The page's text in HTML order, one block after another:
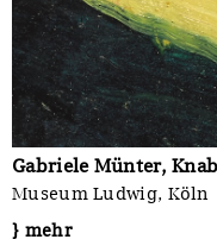
Gabriele Münter,
Museum Ludwig, Köln
} mehr